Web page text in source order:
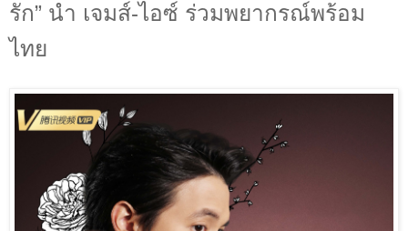
รัก” นำ เจมส์-ไอซ์ ร่วมพยากรณ์พร้อม
ไทย